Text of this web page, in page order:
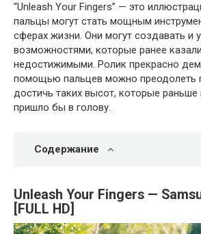
“Unleash Your Fingers” — это
пальцы могут стать мощным
сферах жизни. Они могут создавать и
возможностями, которые ранее
недостижимыми. Ролик прекрасно
помощью пальцев можно преодолеть
достичь таких высот, которые раньше
пришло бы в голову.
Содержание
Unleash Your Fingers —
[FULL HD]